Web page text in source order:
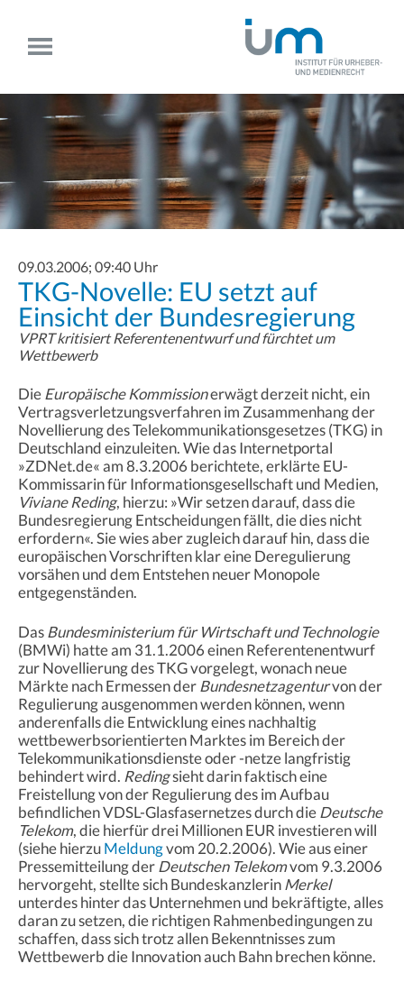
09.03.2006; 09:40 Uhr
TKG-Novelle: EU setzt auf
Einsicht der Bundesregierung
VPRT kritisiert Referentenentwurf und fürchtet um
Wettbewerb
DieEuropäische Kommissionerwägt derzeit nicht, ein
Vertragsverletzungsverfahren im Zusammenhang der
Novellierung des Telekommunikationsgesetzes (TKG) in
Deutschland einzuleiten. Wie das Internetportal
»ZDNet.de« am 8.3.2006 berichtete, erklärte EU-
Kommissarin für Informationsgesellschaft und Medien,
Viviane Reding, hierzu: »Wir setzen darauf, dass die
Bundesregierung Entscheidungen fällt, die dies nicht
erfordern«. Sie wies aber zugleich darauf hin, dass die
europäischen Vorschriften klar eine Deregulierung
vorsähen und dem Entstehen neuer Monopole
entgegenständen.
DasBundesministerium für Wirtschaft und Technologie
(BMWi) hatte am 31.1.2006 einen Referentenentwurf
zur Novellierung des TKG vorgelegt, wonach neue
Märkte nach Ermessen derBundesnetzagenturvon der
Regulierung ausgenommen werden können, wenn
anderenfalls die Entwicklung eines nachhaltig
wettbewerbsorientierten Marktes im Bereich der
Telekommunikationsdienste oder -netze langfristig
behindert wird. Redingsieht darin faktisch eine
Freistellung von der Regulierung des im Aufbau
befindlichen VDSL-Glasfasernetzes durch dieDeutsche
Telekom, die hierfür drei Millionen EUR investieren will
(siehe hierzuMeldungvom 20.2.2006). Wie aus einer
Pressemitteilung derDeutschen Telekomvom 9.3.2006
hervorgeht, stellte sich BundeskanzlerinMerkel
unterdes hinter das Unternehmen und bekräftigte, alles
daran zu setzen, die richtigen Rahmenbedingungen zu
schaffen, dass sich trotz allen Bekenntnisses zum
Wettbewerb die Innovation auch Bahn brechen könne.